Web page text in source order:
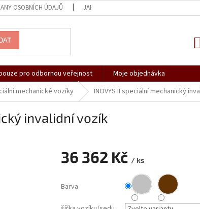
OSOBNÍCH ÚDAJŮ JAK NAKUPOVAT
pouze pro odbornou veřejnost
Moje objednávka
mechanické vozíky INOVYS II speciální mechanický
invalidní vozík
36 362 Kč / ks
cena:
Barva